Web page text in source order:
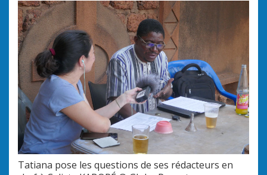
Tatiana pose les questions de ses rédacteurs en